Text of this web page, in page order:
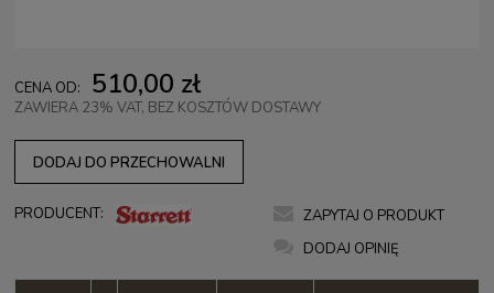
CENA OD: 510,00 zł
ZAWIERA 23% VAT, BEZ KOSZTÓW DOSTAWY
DODAJ DO PRZECHOWALNI
PRODUCENT:
ZAPYTAJ O PRODUKT
DODAJ OPINIĘ